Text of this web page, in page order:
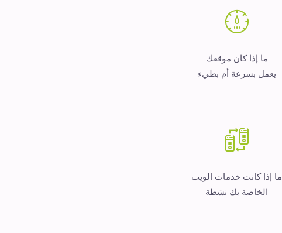
ما إذا كان موقعك
يعمل بسرعة أم بطيء
ما إذا كانت خدمات الويب
الخاصة بك نشطة